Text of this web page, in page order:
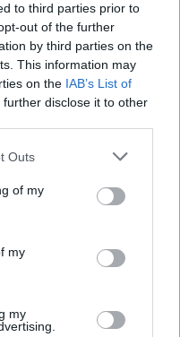
to third parties prior to
out of the further
by third parties on the
This information may
on the IAB’s List of
further disclose it to other
Outs
of my
my
my
Esim for Spain|Esim